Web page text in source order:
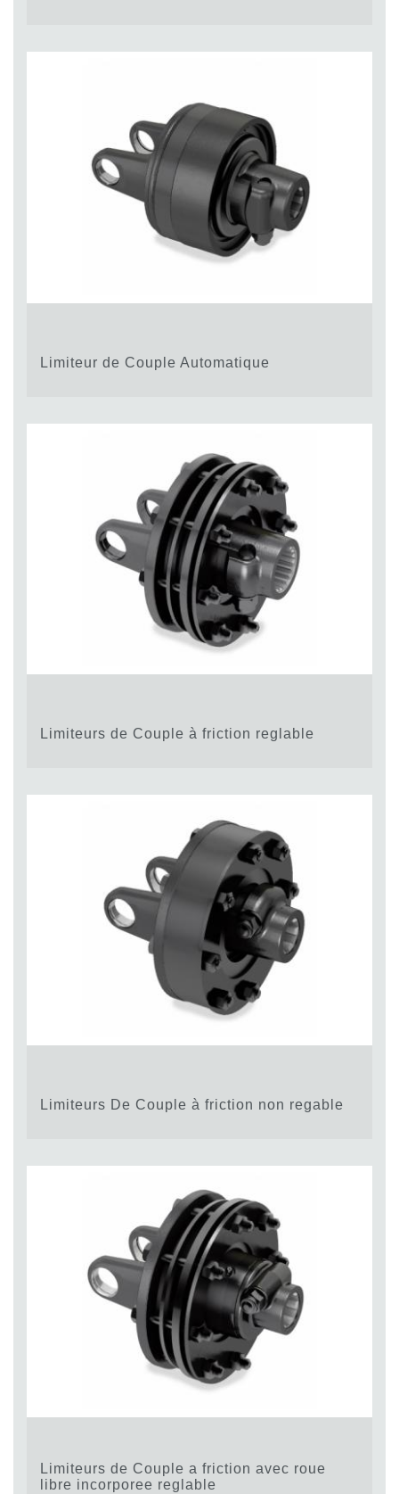
Limiteur de Couple Automatique
Limiteurs de Couple à friction reglable
Limiteurs De Couple à friction non regable
Limiteurs de Couple a friction avec roue
libre incorporee reglable